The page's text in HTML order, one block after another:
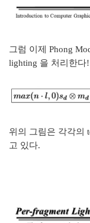
그럼 이제 Phong
lighting 을 처리한다!
위의 그림은 각각의
고 있다.